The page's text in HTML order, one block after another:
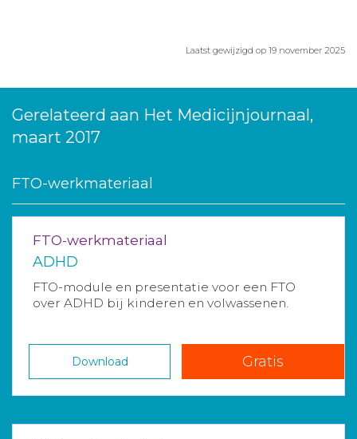
Laatst gewijzigd op 19 november 2025
Gerelateerd aan Het Medicijnjournaal,
maart 2017
FTO-werkmateriaal
FTO-werkmateriaal
ADHD
FTO-module en presentatie voor een FTO
over ADHD bij kinderen en volwassenen.
Download Gratis